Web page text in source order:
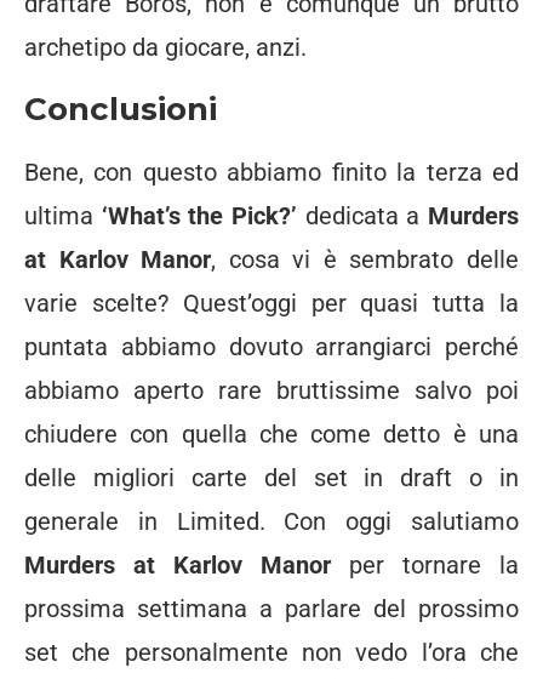
archetipo da giocare, anzi.
Conclusioni
Bene, con questo abbiamo finito la terza ed
ultima ‘What’s the Pick?’ dedicata a Murders
at Karlov Manor, cosa vi è sembrato delle
varie scelte? Quest’oggi per quasi tutta la
puntata abbiamo dovuto arrangiarci perché
abbiamo aperto rare bruttissime salvo poi
chiudere con quella che come detto è una
delle migliori carte del set in draft o in
generale in Limited. Con oggi salutiamo
Murders at Karlov Manor per tornare la
prossima settimana a parlare del prossimo
set che personalmente non vedo l’ora che